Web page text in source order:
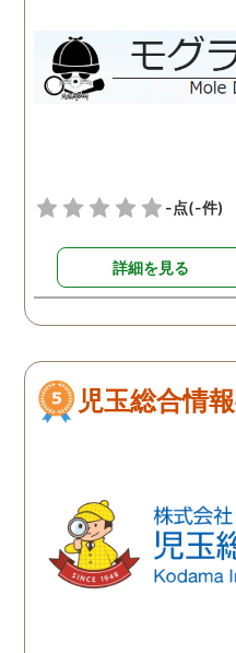
-点(-件)
詳細を見る
児玉総合情